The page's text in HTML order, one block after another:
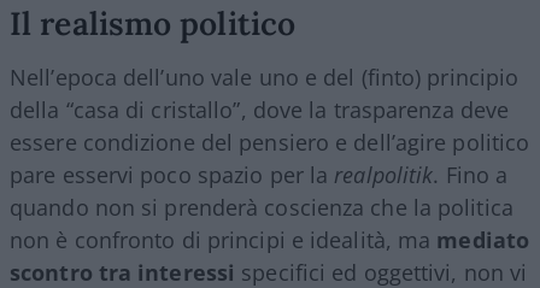
Il realismo politico
Nell’epoca dell’uno vale uno e del (finto) principio
della “casa di cristallo”, dove la trasparenza deve
essere condizione del pensiero e dell’agire politico
pare esservi poco spazio per la realpolitik. Fino a
quando non si prenderà coscienza che la politica
non è confronto di principi e idealità, ma mediato
scontro tra interessi specifici ed oggettivi, non vi